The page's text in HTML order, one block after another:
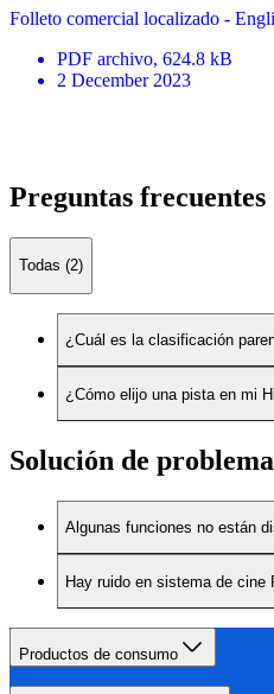
Folleto comercial localizado -
PDF archivo, 624.8 kB
2 December 2023
Preguntas frecuentes
Todas (2)
¿Cuál es la clasificación
¿Cómo elijo una pista en mi
Solución de
Algunas funciones no están
Hay ruido en sistema de cine
Productos de consumo